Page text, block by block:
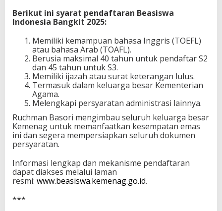
Berikut ini syarat pendaftaran Beasiswa
Indonesia Bangkit 2025:
Memiliki kemampuan bahasa Inggris (TOEFL)
atau bahasa Arab (TOAFL).
Berusia maksimal 40 tahun untuk pendaftar S2
dan 45 tahun untuk S3.
Memiliki ijazah atau surat keterangan lulus.
Termasuk dalam keluarga besar Kementerian
Agama.
Melengkapi persyaratan administrasi lainnya.
Ruchman Basori mengimbau seluruh keluarga besar
Kemenag untuk memanfaatkan kesempatan emas
ini dan segera mempersiapkan seluruh dokumen
persyaratan.
Informasi lengkap dan mekanisme pendaftaran
dapat diakses melalui laman
resmi: www.beasiswa.kemenag.go.id.
***